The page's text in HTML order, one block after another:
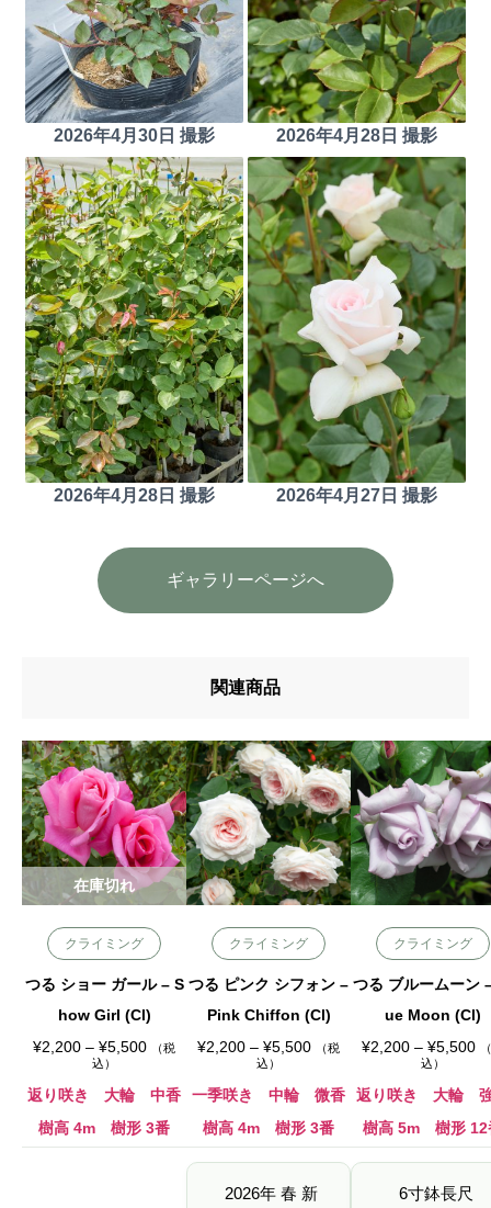
2026年4月30日 撮影 2026年4月28日 撮影
2026年4月28日 撮影 2026年4月27日 撮影
ギャラリーページへ
関連商品
クライミング
つる ショー ガール – S
how Girl (Cl)
¥2,200 – ¥5,500価
格
2
,
2
（税
込）
返り咲き 大輪 中香
樹高 4m 樹形 3番
在庫切れ
クライミング
つる ピンク シフォン –
Pink Chiffon (Cl)
¥2,200 – ¥5,500価
格
¥
2
,
2
0
0
–
（税
込）
一季咲き 中輪 微香
樹高 4m 樹形 3番
2026年 春 新
クライミング
つる ブルームーン
ue Moon (Cl)
¥2,200 – ¥5,500価
格
¥
2
,
2
0
込）
返り咲き 大輪
樹高 5m 樹形 12
6寸鉢長尺